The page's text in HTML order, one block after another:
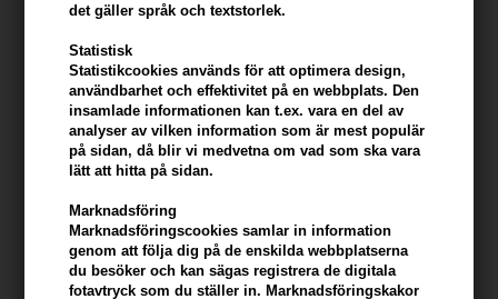
det gäller språk och textstorlek.
Statistisk
Statistikcookies används för att optimera design,
användbarhet och effektivitet på en webbplats. Den
insamlade informationen kan t.ex. vara en del av
analyser av vilken information som är mest populär
på sidan, då blir vi medvetna om vad som ska vara
lätt att hitta på sidan.
Marknadsföring
Marknadsföringscookies samlar in information
genom att följa dig på de enskilda webbplatserna
du besöker och kan sägas registrera de digitala
fotavtryck som du ställer in. Marknadsföringskakor
Ray for Men Strong Creative
Firm Hold Wax 100ml
Id Hair Black Xclusive
Saltwater Spray 100ml